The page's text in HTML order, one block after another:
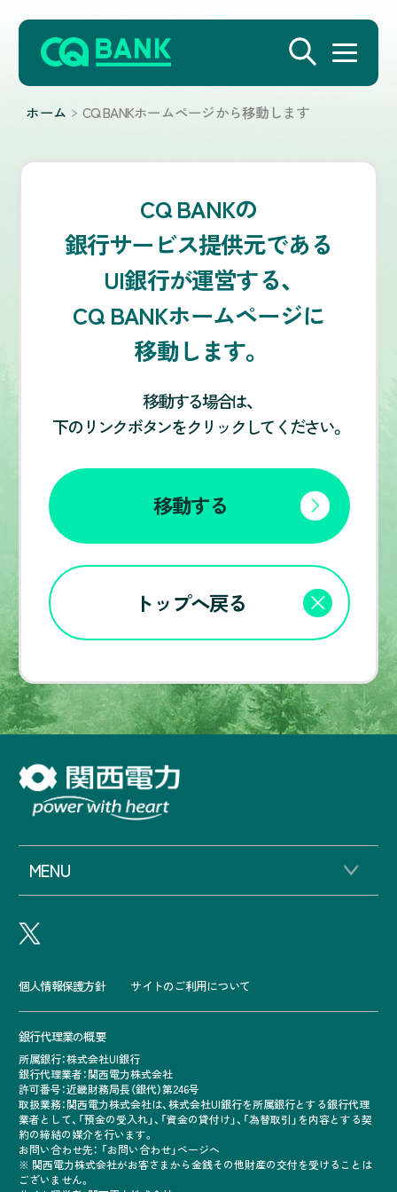
ホーム CQ BANKホームページから移動します
CQ BANKの
銀行サービス提供元である
UI銀行が運営する、
CQ BANKホームページに
移動します。
移動する場合は、
下のリンクボタンをクリックしてください。
移動する
トップへ戻る
MENU
個人情報保護方針 サイトのご利用について
銀行代理業の概要
所属銀行：株式会社UI銀行
銀行代理業者：関西電力株式会社
許可番号：近畿財務局長（銀代）第246号
取扱業務：関西電力株式会社は、株式会社UI銀行を所属銀行とする銀行代理
業者として、「預金の受入れ」、「資金の貸付け」、「為替取引」を内容とする契
約の締結の媒介を行います。
お問い合わせ先： 「お問い合わせ」ページへ
※ 関西電力株式会社がお客さまから金銭その他財産の交付を受けることは
ございません。